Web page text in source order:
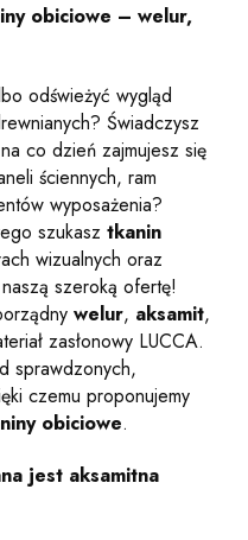
obiciowe – welur,
odświeżyć wygląd
Świadczysz
co dzień zajmujesz się
ściennych, ram
wyposażenia?
szukasz tkanin
wizualnych oraz
szeroką ofertę!
welur, aksamit,
zasłonowy LUCCA.
sprawdzonych,
czemu proponujemy
obiciowe.
jest aksamitna